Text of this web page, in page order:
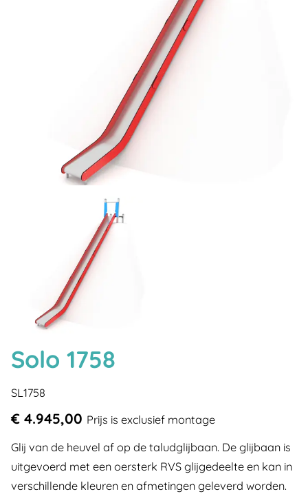
Solo 1758
SL1758
€ 4.945,00 Prijs is exclusief montage
Glij van de heuvel af op de taludglijbaan. De glijbaan is
uitgevoerd met een oersterk RVS glijgedeelte en kan in
verschillende kleuren en afmetingen geleverd worden.